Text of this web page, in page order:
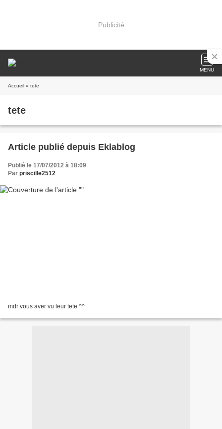
Publicité
MENU
Accueil » tete
tete
Article publié depuis Eklablog
Publié le 17/07/2012 à 18:09
Par priscille2512
mdr vous aver vu leur tete ^^